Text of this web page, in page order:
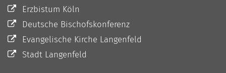
Erzbistum Köln
Deutsche Bischofskonferenz
Evangelische Kirche Langenfeld
Stadt Langenfeld